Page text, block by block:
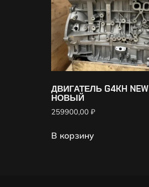
ДВИГАТЕЛЬ G4KH NEW
НОВЫЙ
259900,00 ₽
В корзину